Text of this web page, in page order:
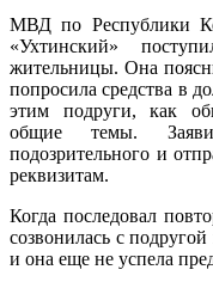
МВД по Республики
«Ухтинский»
жительницы. Она
попросила средства в
этим подруги, как
общие темы.
подозрительного и
реквизитам.
Когда последовал
созвонилась с
и она еще не успела